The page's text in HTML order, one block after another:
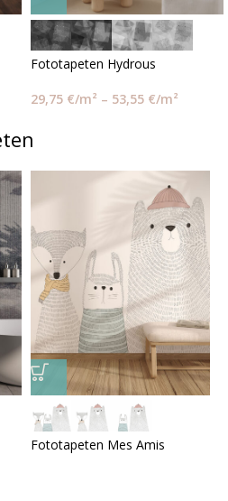
Fototapeten Hydrous
29,75 €/m² – 53,55 €/m²
Fototapeten Mes Amis